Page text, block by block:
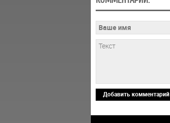
Добавить комментарий